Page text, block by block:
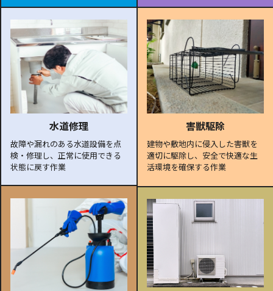
水道修理
故障や漏れのある水道設備を点
検・修理し、正常に使用できる
状態に戻す作業
害獣駆除
建物や敷地内に侵入した害獣を
適切に駆除し、安全で快適な生
活環境を確保する作業